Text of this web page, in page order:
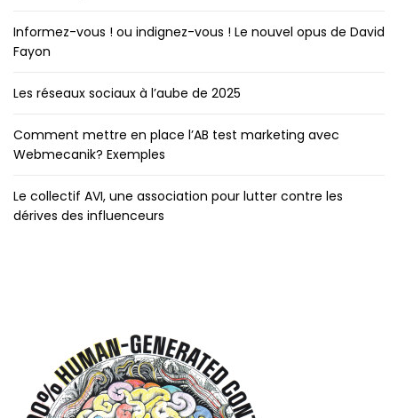
Informez-vous ! ou indignez-vous ! Le nouvel opus de David
Fayon
Les réseaux sociaux à l’aube de 2025
Comment mettre en place l’AB test marketing avec
Webmecanik? Exemples
Le collectif AVI, une association pour lutter contre les
dérives des influenceurs